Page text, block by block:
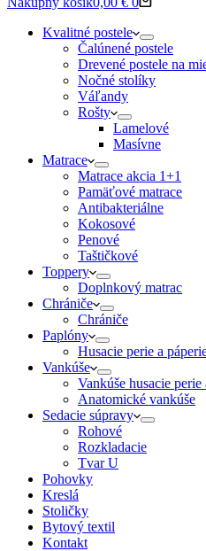
Kvalitné postele
Čalúnené postele
Drevené postele na
Nočné stolíky
Váľandy
Rošty
Lamelové
Masívne
Matrace
Matrace akcia 1+1
Pamäťové matrace
Antibakteriálne
Kokosové
Penové
Taštičkové
Toppery
Doplnkový matrac
Chrániče
Chrániče
Paplóny
Husacie perie a
Vankúše
Vankúše husacie perie
Anatomické vankúše
Sedacie súpravy
Rohové
Rozkladacie
Tvar U
Pohovky
Kreslá
Stoličky
Bytový textil
Kontakt